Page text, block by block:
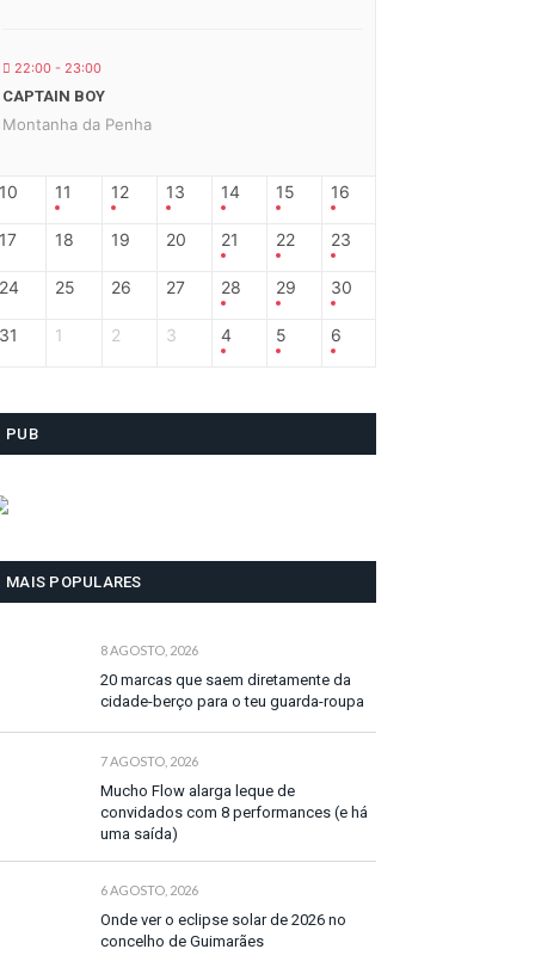
22:00 - 23:00
CAPTAIN BOY
Montanha da Penha
10 11 12 13 14 15 16
17 18 19 20 21 22 23
24 25 26 27 28 29 30
31 1 2 3 4 5 6
PUB
MAIS POPULARES
8 AGOSTO, 2026
20 marcas que saem diretamente da
cidade-berço para o teu guarda-roupa
7 AGOSTO, 2026
Mucho Flow alarga leque de
convidados com 8 performances (e há
uma saída)
6 AGOSTO, 2026
Onde ver o eclipse solar de 2026 no
concelho de Guimarães